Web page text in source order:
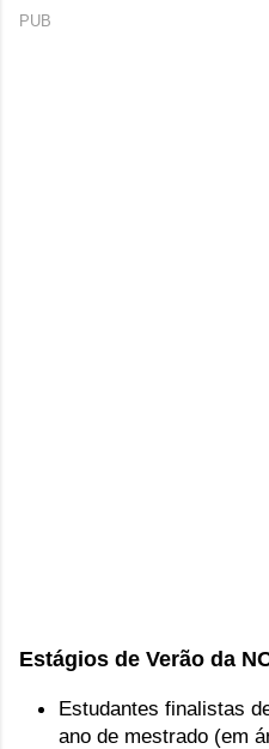
PUB
Estágios de Verão da
Estudantes finalistas
ano de mestrado (em